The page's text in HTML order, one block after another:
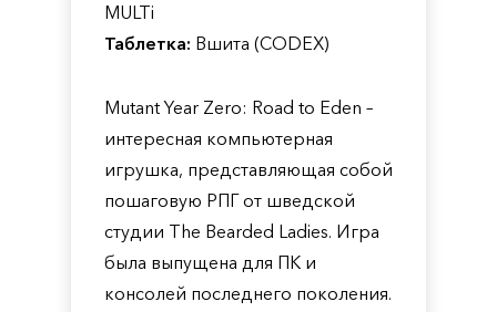
MULTi
Таблетка: Вшита (CODEX)
Mutant Year Zero: Road to Eden –
интересная компьютерная
игрушка, представляющая собой
пошаговую РПГ от шведской
студии The Bearded Ladies. Игра
была выпущена для ПК и
консолей последнего поколения.